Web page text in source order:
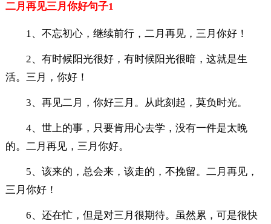
二月再见三月你好句子1
1、不忘初心，继续前行，二月再见，三月你好！
2、有时候阳光很好，有时候阳光很暗，这就是生
活。三月，你好！
3、再见二月，你好三月。从此刻起，莫负时光。
4、世上的事，只要肯用心去学，没有一件是太晚
的。二月再见，三月你好。
5、该来的，总会来，该走的，不挽留。二月再见，
三月你好！
6、还在忙，但是对三月很期待。虽然累，可是很快